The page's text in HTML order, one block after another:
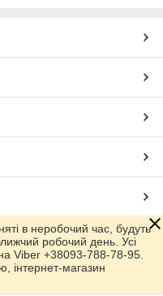
Prom.ua
в неробочий час, будуть
робочий день. Усі
Viber +38093-788-78-95.
інтернет-магазин